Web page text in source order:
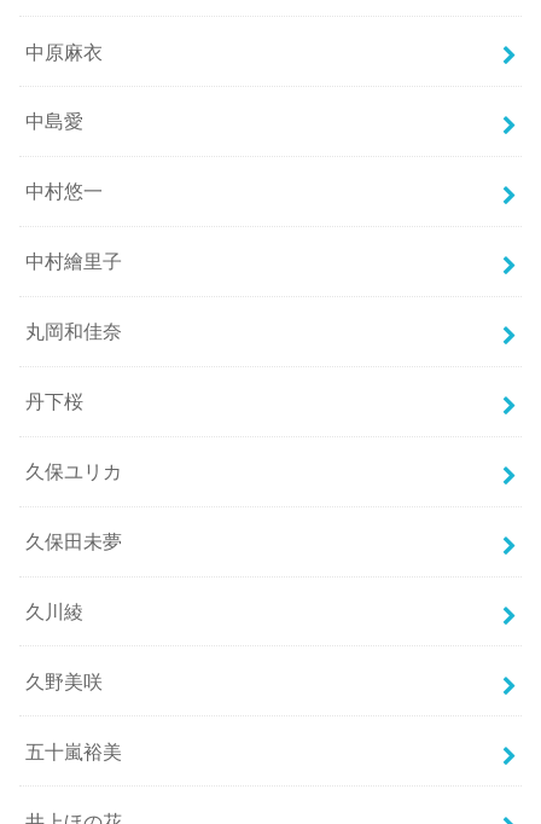
中原麻衣
中島愛
中村悠一
中村繪里子
丸岡和佳奈
丹下桜
久保ユリカ
久保田未夢
久川綾
久野美咲
五十嵐裕美